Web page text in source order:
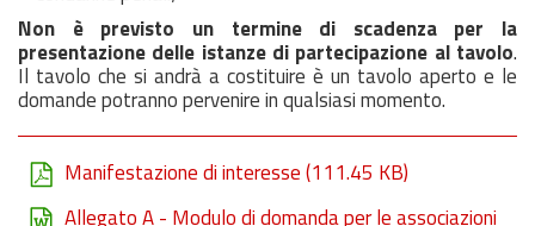
Non è previsto un termine di scadenza per la
presentazione delle istanze di partecipazione al tavolo.
Il tavolo che si andrà a costituire è un tavolo aperto e le
domande potranno pervenire in qualsiasi momento.
Manifestazione di interesse(111.45 KB)
Allegato A - Modulo di domanda per le associazioni